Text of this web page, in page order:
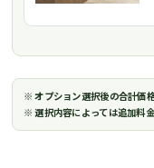
※ オプション選択後の合計価
※ 選択内容によっては追加料